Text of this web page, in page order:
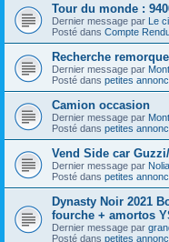
Tour du monde :
Dernier message par Le
Posté dans Compte
Recherche remorque
Dernier message par
Posté dans petites
Camion occasion
Dernier message par
Posté dans petites
Vend Side car
Dernier message par
Posté dans petites
Dynasty Noir 2021
fourche + amortos
Dernier message par
Posté dans petites